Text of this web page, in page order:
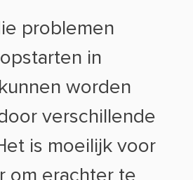
problemen
in
worden
verschillende
is moeilijk voor
om erachter te